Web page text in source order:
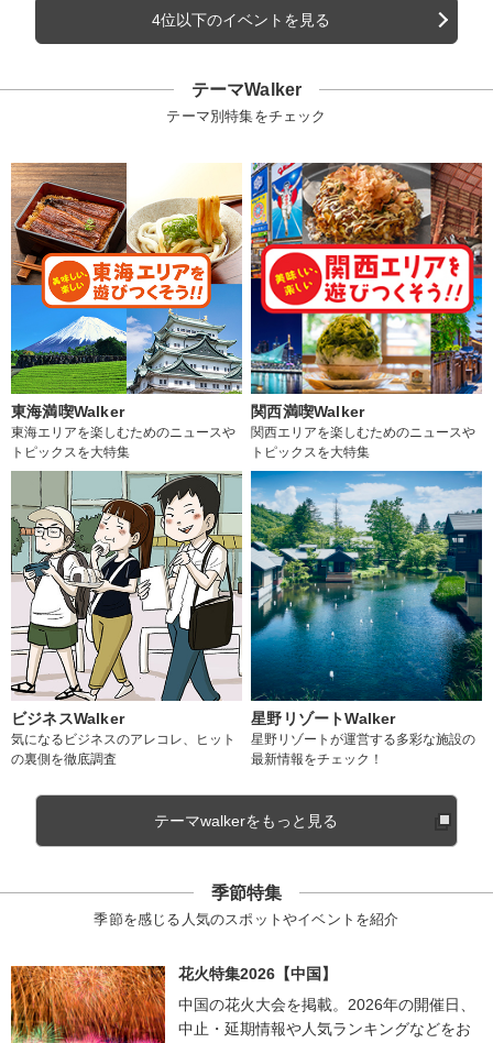
4位以下のイベントを見る
テーマWalker
テーマ別特集をチェック
東海満喫Walker
東海エリアを楽しむためのニュースや
トピックスを大特集
関西満喫Walker
関西エリアを楽しむためのニュースや
トピックスを大特集
ビジネスWalker
気になるビジネスのアレコレ、ヒット
の裏側を徹底調査
星野リゾートWalker
星野リゾートが運営する多彩な施設の
最新情報をチェック！
テーマwalkerをもっと見る
季節特集
季節を感じる人気のスポットやイベントを紹介
花火特集2026【中国】
中国の花火大会を掲載。2026年の開催日、
中止・延期情報や人気ランキングなどをお